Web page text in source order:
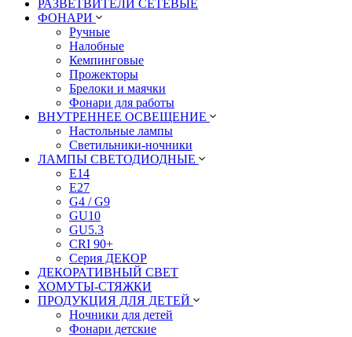
РАЗВЕТВИТЕЛИ СЕТЕВЫЕ
ФОНАРИ
Ручные
Налобные
Кемпинговые
Прожекторы
Брелоки и маячки
Фонари для работы
ВНУТРЕННЕЕ ОСВЕЩЕНИЕ
Настольные лампы
Светильники-ночники
ЛАМПЫ СВЕТОДИОДНЫЕ
E14
E27
G4 / G9
GU10
GU5.3
CRI 90+
Серия ДЕКОР
ДЕКОРАТИВНЫЙ СВЕТ
ХОМУТЫ-СТЯЖКИ
ПРОДУКЦИЯ ДЛЯ ДЕТЕЙ
Ночники для детей
Фонари детские